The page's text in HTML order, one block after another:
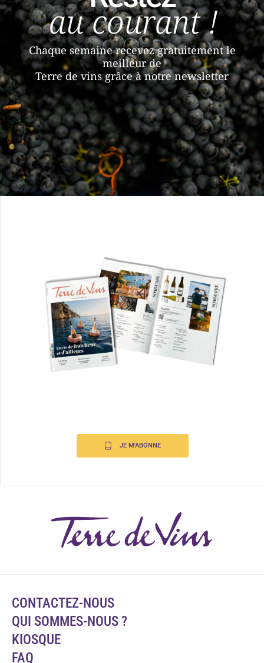
au courant !
Chaque semaine recevez gratuitement le
meilleur de
Terre de vins grâce à notre newsletter
JE M'ABONNE
CONTACTEZ-NOUS
QUI SOMMES-NOUS ?
KIOSQUE
FAQ